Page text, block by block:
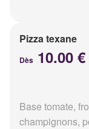
Pizza texane
Dès 10.00 €
Base tomate,
champignons,